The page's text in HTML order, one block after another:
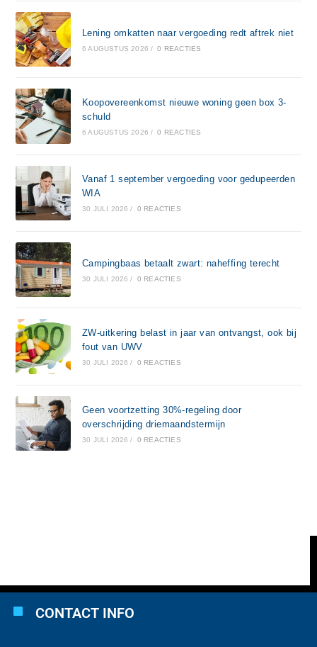
Lening omkatten naar vergoeding redt aftrek niet
6 AUGUSTUS 2026 / 0 REACTIES
Koopovereenkomst nieuwe woning geen box 3-
schuld
6 AUGUSTUS 2026 / 0 REACTIES
Vanaf 1 september vergoeding voor gedupeerden
WIA
30 JULI 2026 / 0 REACTIES
Campingbaas betaalt zwart: naheffing terecht
30 JULI 2026 / 0 REACTIES
ZW-uitkering belast in jaar van ontvangst, ook bij
fout van UWV
30 JULI 2026 / 0 REACTIES
Geen voortzetting 30%-regeling door
overschrijding driemaandstermijn
30 JULI 2026 / 0 REACTIES
CONTACT INFO